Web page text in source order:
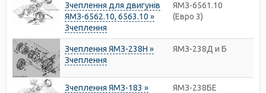
Зчеплення для двигунів
ЯМЗ-6562.10, 6563.10 »
Зчеплення
ЯМЗ-6561.10
(Евро 3)
Зчеплення ЯМЗ-238Н »
Зчеплення
ЯМЗ-238Д и Б
Зчеплення ЯМЗ-183 »
ЯМЗ-238БЕ